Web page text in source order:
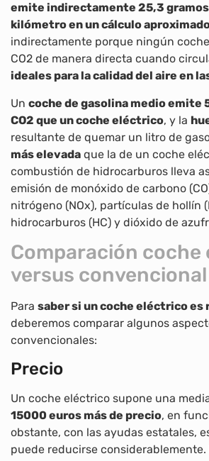
emite indirectamente 25,3 gramos
kilómetro en un cálculo
indirectamente porque ningún
CO2 de manera directa cuando
ideales para la calidad del aire en
Un coche de gasolina medio emite
CO2 que un coche eléctrico, y la
resultante de quemar un litro de
más elevada que la de un coche
combustión de hidrocarburos lleva
emisión de monóxido de carbono
nitrógeno (NOx), partículas de hollín
hidrocarburos (HC) y dióxido de
Comparación coche
versus convencional
Para saber si un coche eléctrico es
deberemos comparar algunos
convencionales:
Precio
Un coche eléctrico supone una
15000 euros más de precio, en
obstante, con las ayudas estatales,
puede reducirse considerablemente.